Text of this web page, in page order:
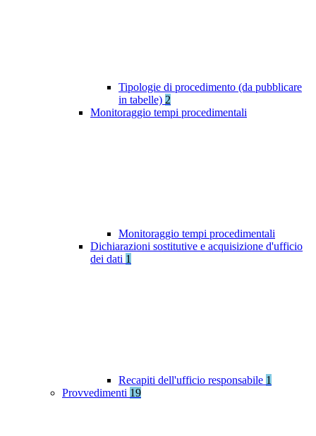
Tipologie di procedimento (da pubblicare
in tabelle) 2
Monitoraggio tempi procedimentali
Monitoraggio tempi procedimentali
Dichiarazioni sostitutive e acquisizione d'ufficio
dei dati 1
Recapiti dell'ufficio responsabile 1
Provvedimenti 19